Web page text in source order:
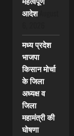
आदेश
मध्य प्रदेश
भाजपा
किसान मोर्चा
के जिला
अध्यक्ष व
जिला
महामंत्री की
घोषणा